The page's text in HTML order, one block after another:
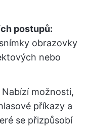
postupů:
obrazovky
nebo
Nabízí možnosti,
příkazy a
se přizpůsobí